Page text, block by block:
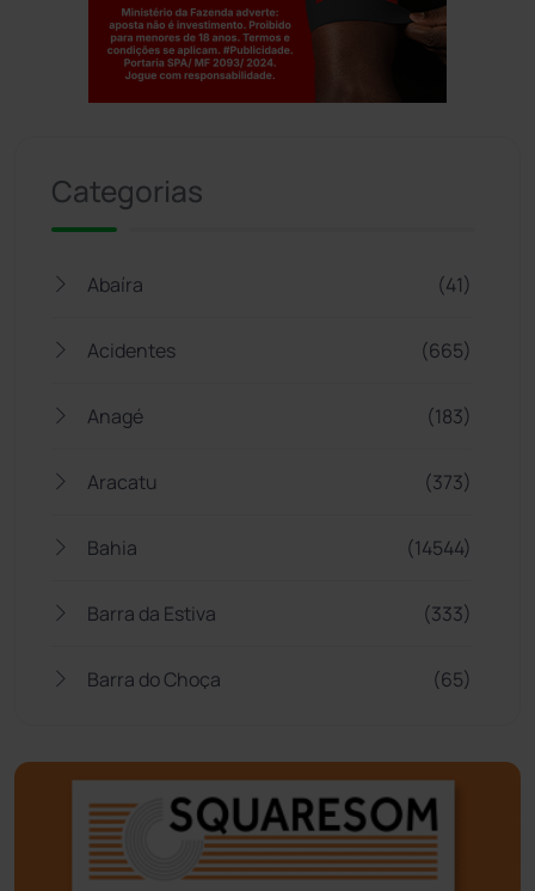
Categorias
Abaíra (41)
Acidentes (665)
Anagé (183)
Aracatu (373)
Bahia (14544)
Barra da Estiva (333)
Barra do Choça (65)
Bom Jesus da Lapa (505)
Boquira (152)